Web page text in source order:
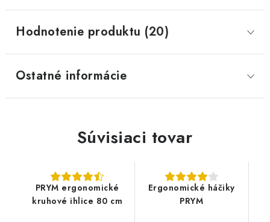
Hodnotenie produktu (20)
Ostatné informácie
Súvisiaci tovar
PRYM ergonomické
kruhové ihlice 80 cm
Ergonomické háčiky
PRYM